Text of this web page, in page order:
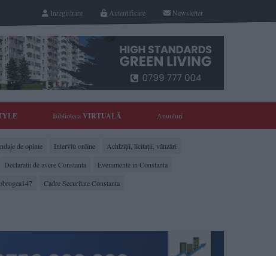
Newsletter
Autentificare
Inregistrare
BibliotecaVIRTUALĂ Anunturi
de opinie Interviu online
Achiziții, licitații, vânzări
Declaratii de avere Constanta
Evenimente in Constanta
Cadre Securitate Constanta